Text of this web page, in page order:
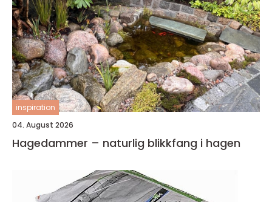
inspiration
04. August 2026
Hagedammer – naturlig blikkfang i hagen